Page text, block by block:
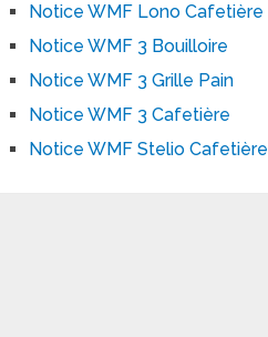
Notice WMF Lono Cafetière
Notice WMF 3 Bouilloire
Notice WMF 3 Grille Pain
Notice WMF 3 Cafetière
Notice WMF Stelio Cafetière